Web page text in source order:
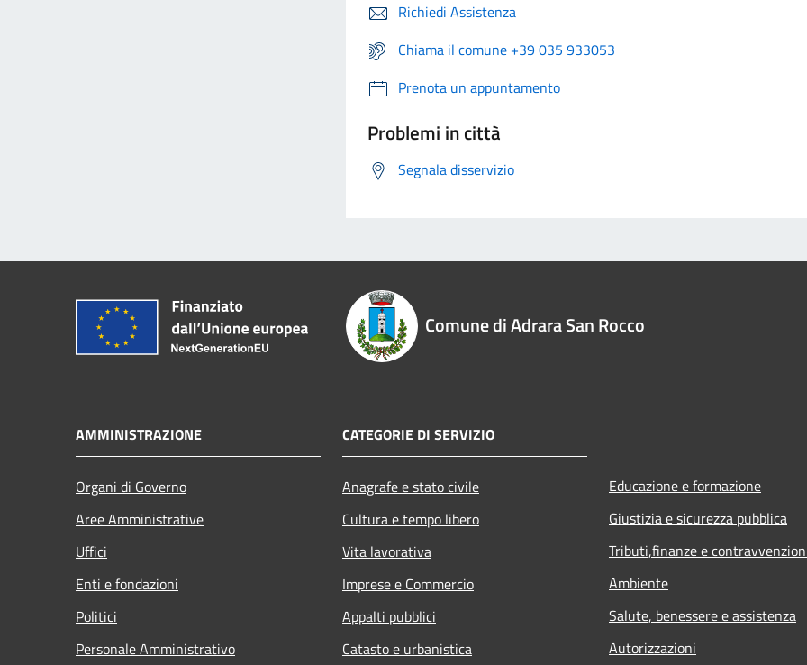
Richiedi Assistenza
Chiama il comune +39 035 933053
Prenota un appuntamento
Problemi in città
Segnala disservizio
Comune di Adrara San Rocco
AMMINISTRAZIONE
Organi di Governo
Aree Amministrative
Uffici
Enti e fondazioni
Politici
Personale Amministrativo
CATEGORIE DI SERVIZIO
Anagrafe e stato civile
Cultura e tempo libero
Vita lavorativa
Imprese e Commercio
Appalti pubblici
Catasto e urbanistica
Educazione e formazione
Giustizia e sicurezza pubblica
Tributi,finanze e
Ambiente
Salute, benessere e assistenza
Autorizzazioni